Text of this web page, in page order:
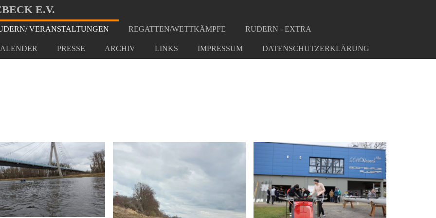
E.V.
VERANSTALTUNGEN REGATTEN/WETTKÄMPFE RUDERN - EXTRA
PRESSE ARCHIV LINKS IMPRESSUM DATENSCHUTZERKLÄRUNG